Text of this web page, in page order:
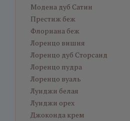
Модена дуб Сатин
Престиж беж
Флориана беж
Лоренцо вишня
Лоренцо дуб Сторсанд
Лоренцо пудра
Лоренцо вуаль
Луиджи белая
Луиджи орех
Джоконда крем